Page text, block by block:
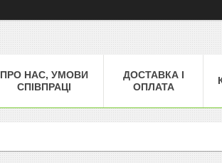
ПРО НАС, УМОВИ
СПІВПРАЦІ
ДОСТАВКА І
ОПЛАТА